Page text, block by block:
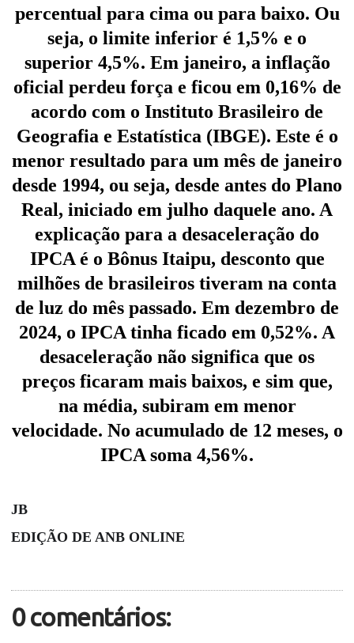
percentual para cima ou para baixo. Ou
seja, o limite inferior é 1,5% e o
superior 4,5%. Em janeiro, a inflação
oficial perdeu força e ficou em 0,16% de
acordo com o Instituto Brasileiro de
Geografia e Estatística (IBGE). Este é o
menor resultado para um mês de janeiro
desde 1994, ou seja, desde antes do Plano
Real, iniciado em julho daquele ano. A
explicação para a desaceleração do
IPCA é o Bônus Itaipu, desconto que
milhões de brasileiros tiveram na conta
de luz do mês passado. Em dezembro de
2024, o IPCA tinha ficado em 0,52%. A
desaceleração não significa que os
preços ficaram mais baixos, e sim que,
na média, subiram em menor
velocidade. No acumulado de 12 meses, o
IPCA soma 4,56%.
JB
EDIÇÃO DE ANB ONLINE
0 comentários: